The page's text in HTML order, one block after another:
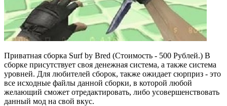
Приватная сборка Surf by Bred (Стоимость - 500 Рублей.) В
сборке присутствует своя денежная система, а также система
уровней. Для любителей сборок, также ожидает сюрприз - это
все исходные файлы данной сборки, в которой любой
желающий сможет отредактировать, либо усовершенствовать
данный мод на свой вкус.